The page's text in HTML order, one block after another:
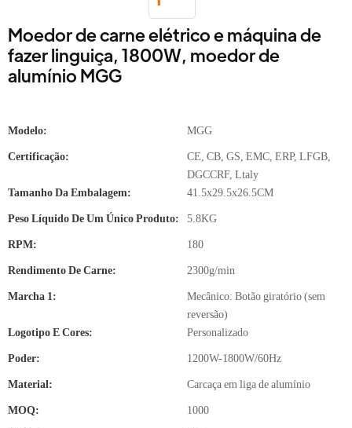
Moedor de carne elétrico e máquina de
fazer linguiça, 1800W, moedor de
alumínio MGG
Modelo: MGG
Certificação:
CE, CB, GS, EMC, ERP, LFGB,
DGCCRF, Ltaly
Tamanho Da Embalagem:
41.5x29.5x26.5CM
Peso Líquido De Um Único Produto: 5.8KG
RPM: 180
Rendimento De Carne: 2300g/min
Marcha 1:
Mecânico: Botão giratório (sem
reversão)
Logotipo E Cores:
Personalizado
Poder: 1200W-1800W/60Hz
Material: Carcaça em liga de alumínio
MOQ: 1000